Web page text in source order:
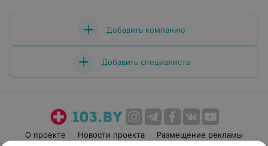
Добавить компанию
Добавить специалиста
О проекте Новости проекта
Размещение рекламы